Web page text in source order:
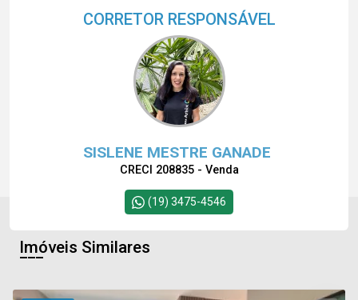
CORRETOR RESPONSÁVEL
SISLENE MESTRE GANADE
CRECI 208835 - Venda
(19) 3475-4546
Imóveis Similares